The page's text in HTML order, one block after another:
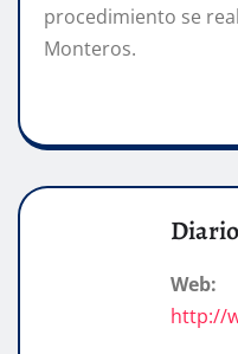
procedimiento se
Monteros.
Web:
http://